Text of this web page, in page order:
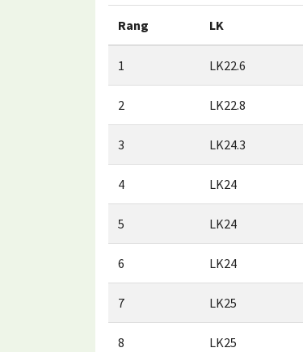
Rang LK
1 LK22.6
2 LK22.8
3 LK24.3
4 LK24
5 LK24
6 LK24
7 LK25
8 LK25